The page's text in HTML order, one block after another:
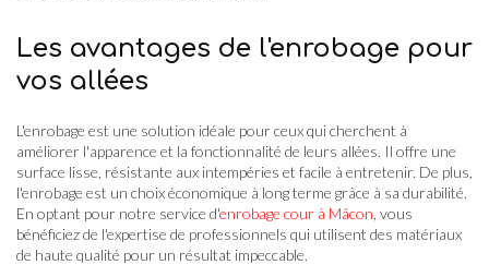
Les avantages de l'enrobage pour
vos allées
L'enrobage est une solution idéale pour ceux qui cherchent à
améliorer l'apparence et la fonctionnalité de leurs allées. Il offre une
surface lisse, résistante aux intempéries et facile à entretenir. De plus,
l'enrobage est un choix économique à long terme grâce à sa durabilité.
En optant pour notre service d'enrobage cour à Mâcon , vous
bénéficiez de l'expertise de professionnels qui utilisent des matériaux
de haute qualité pour un résultat impeccable.